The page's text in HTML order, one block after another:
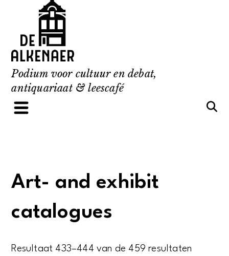
content
Podium voor cultuur en debat,
antiquariaat & leescafé
Art- and exhibit
catalogues
Resultaat 433–444 van de 459 resultaten